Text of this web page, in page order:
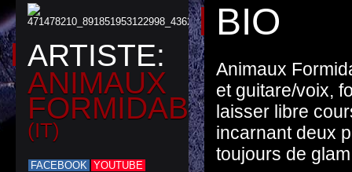
ARTISTE:
ANIMAUX
FORMIDABLES
(IT)
FACEBOOK YOUTUBE
BIO
Animaux
et guitare/voix,
laisser libre
incarnant deux
toujours de